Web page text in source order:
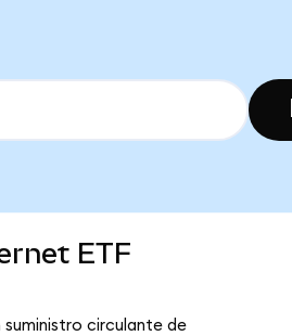
ETF
suministro circulante de